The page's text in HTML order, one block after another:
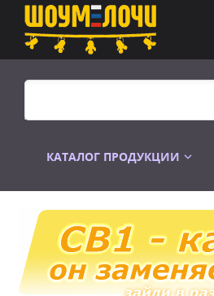
КАТАЛОГ ПРОДУКЦИИ
Распродажа